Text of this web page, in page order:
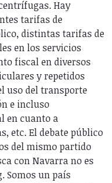
Hay
tarifas de
distintas tarifas de
en los servicios
fiscal en diversos
y repetidos
uso del transporte
e incluso
en cuanto a
etc. El debate público
del mismo partido
con Navarra no es
Somos un país